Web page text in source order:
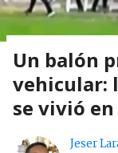
Un balón
vehicular:
se vivió
Jeser